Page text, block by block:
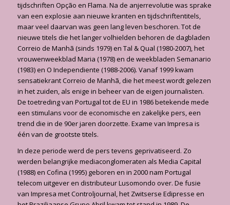
tijdschriften Opção en Flama. Na de anjerrevolutie was sprake
van een explosie aan nieuwe kranten en tijdschriftentitels,
maar veel daarvan was geen lang leven beschoren. Tot de
nieuwe titels die het langer volhielden behoren de dagbladen
Correio de Manhã (sinds 1979) en Tal & Qual (1980-2007), het
vrou­wenweekblad Maria (1978) en de weekbladen Semanario
(1983) en O Independiente (1988-2006). Vanaf 1999 kwam
sensatiekrant Correio de Manhã, die het meest wordt gelezen
in het zuiden, als enige in beheer van de eigen journalisten.
De toetreding van Portugal tot de EU in 1986 betekende mede
een stimulans voor de economische en zakelijke pers, een
trend die in de 90er jaren doorzette. Exame van Impresa is
één van de grootste titels.
In deze periode werd de pers tevens geprivatiseerd. Zo
werden belangrijke mediaconglome­raten als Media Capital
(1988) en Cofina (1995) geboren en in 2000 nam Portugal
telecom uitgever en distributeur Lusomondo over. De fusie
van Impresa met Controljournal, het Zwit­serse Edipresse en